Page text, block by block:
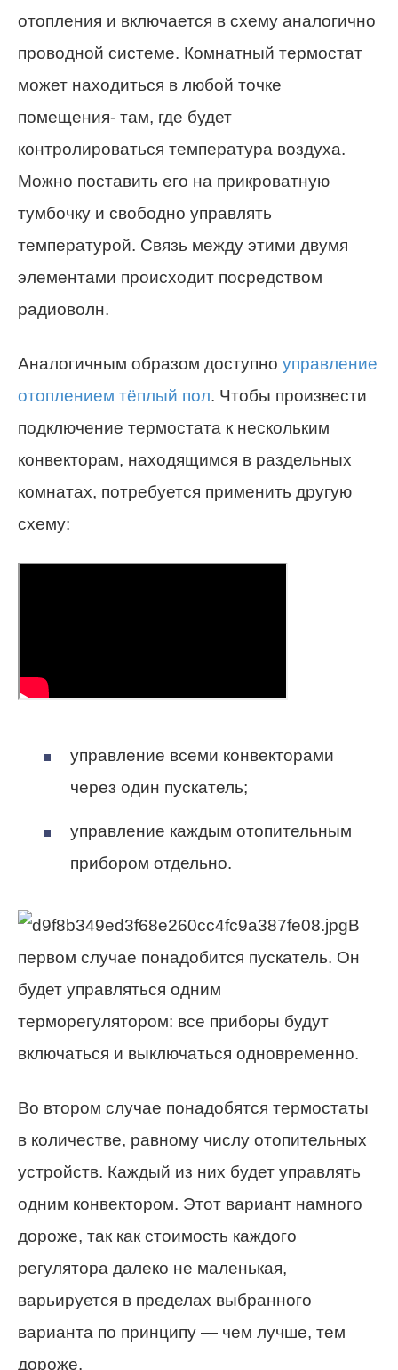
отопления и включается в схему аналогично
проводной системе. Комнатный термостат
может находиться в любой точке
помещения- там, где будет
контролироваться температура воздуха.
Можно поставить его на прикроватную
тумбочку и свободно управлять
температурой. Связь между этими двумя
элементами происходит посредством
радиоволн.
Аналогичным образом доступно управление
отоплением тёплый пол. Чтобы произвести
подключение термостата к нескольким
конвекторам, находящимся в раздельных
комнатах, потребуется применить другую
схему:
управление всеми конвекторами
через один пускатель;
управление каждым отопительным
прибором отдельно.
В
первом случае понадобится пускатель. Он
будет управляться одним
терморегулятором: все приборы будут
включаться и выключаться одновременно.
Во втором случае понадобятся термостаты
в количестве, равному числу отопительных
устройств. Каждый из них будет управлять
одним конвектором. Этот вариант намного
дороже, так как стоимость каждого
регулятора далеко не маленькая,
варьируется в пределах выбранного
варианта по принципу — чем лучше, тем
дороже.